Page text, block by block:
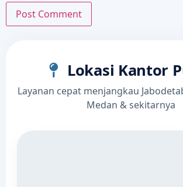
Lokasi Kantor
Layanan cepat menjangkau
Medan & sekitarnya